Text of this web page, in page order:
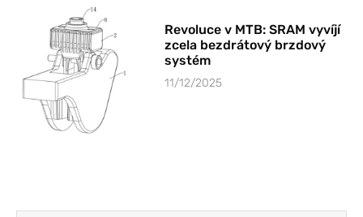
Revoluce v MTB: SRAM vyvíjí
zcela bezdrátový brzdový
systém
11/12/2025